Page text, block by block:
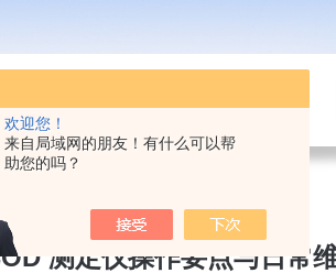
欢迎您！
来自局域网的朋友！有什么可以帮
助您的吗？
参数水质分析仪，BOD测定仪，余氯分析仪，农药残留检测仪，水质环保仪器
常维护指南
测定仪操作要点与日常